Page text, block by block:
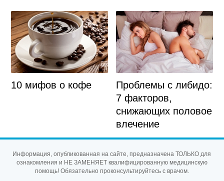
10 мифов о кофе
Проблемы с либидо:
7 факторов,
снижающих половое
влечение
Информация, опубликованная на сайте, предназначена ТОЛЬКО для
ознакомления и НЕ ЗАМЕНЯЕТ квалифицированную медицинскую
помощь! Обязательно проконсультируйтесь с врачом.